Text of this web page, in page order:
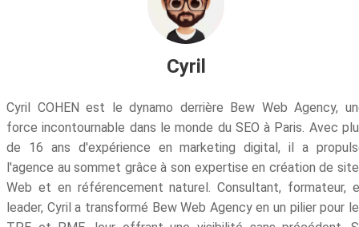
Cyril
Cyril COHEN est le dynamo derrière Bew Web Agency,
force incontournable dans le monde du SEO à Paris. Avec
de 16 ans d'expérience en marketing digital, il a
l'agence au sommet grâce à son expertise en création de
Web et en référencement naturel. Consultant, formateur,
leader, Cyril a transformé Bew Web Agency en un pilier pour